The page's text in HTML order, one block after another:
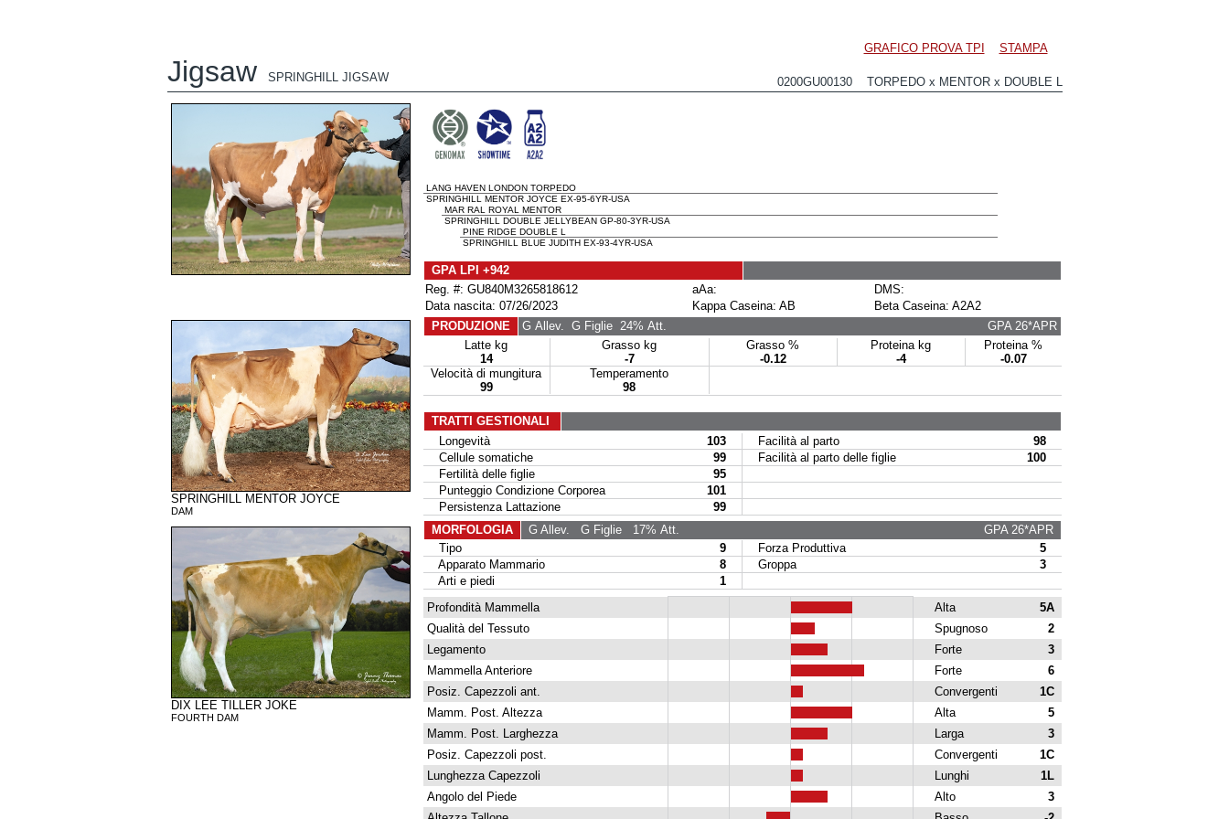
GRAFICO PROVA TPI STAMPA
Jigsaw SPRINGHILL JIGSAW 0200GU00130 TORPEDO x MENTOR x DOUBLE L
SPRINGHILL MENTOR JOYCE
DAM
DIX LEE TILLER JOKE
FOURTH DAM
LANG HAVEN LONDON TORPEDO
SPRINGHILL MENTOR JOYCE EX-95-6YR-USA
MAR RAL ROYAL MENTOR
SPRINGHILL DOUBLE JELLYBEAN GP-80-3YR-USA
PINE RIDGE DOUBLE L
SPRINGHILL BLUE JUDITH EX-93-4YR-USA
GPA LPI +942
Reg. #: GU840M3265818612
aAa:
DMS:
Data nascita: 07/26/2023
Kappa Caseina: AB
Beta Caseina: A2A2
PRODUZIONE
G Allev. G Figlie24% Att.
GPA 26*APR
Latte kg
14
Grasso kg
-7
Grasso %
-0.12
Proteina kg
-4
Proteina %
-0.07
Velocità di mungitura
99
Temperamento
98
TRATTI GESTIONALI
Longevità
103 Facilità al parto
98
Cellule somatiche
99 Facilità al parto delle figlie
100
Fertilità delle figlie
95
Punteggio Condizione Corporea
101
Persistenza Lattazione
99
MORFOLOGIA
G Allev. G Figlie17% Att.
GPA 26*APR
Tipo
9 Forza Produttiva
5
Apparato Mammario
8 Groppa
3
Arti e piedi
1
Profondità Mammella
Alta
5A
Qualità del Tessuto
Spugnoso
2
Legamento
Forte
3
Mammella Anteriore
Forte
6
Posiz. Capezzoli ant.
Convergenti
1C
Mamm. Post. Altezza
Alta
5
Mamm. Post. Larghezza
Larga
3
Posiz. Capezzoli post.
Convergenti
1C
Lunghezza Capezzoli
Lunghi
1L
Angolo del Piede
Alto
3